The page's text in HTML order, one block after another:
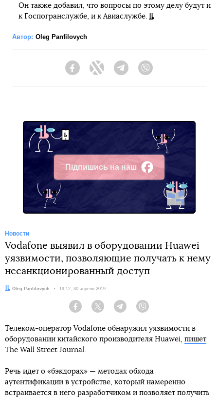
Он также добавил, что вопросы по этому делу будут и
к Госпогранслужбе, и к Авиаслужбе.
Автор: Oleg Panfilovych
FacebookTwitter Telegram
Підпишись на наш
Facebook
Новости
Vodafone выявил в оборудовании Huawei
уязвимости, позволяющие получать к нему
несанкционированный доступ
Автор:
Oleg Panfilovych Дата:
19:12, 30 апреля 2019
Facebook Twitter Telegram
Телеком-оператор Vodafone обнаружил уязвимости в
оборудовании китайского производителя Huawei, пишет
The Wall Street Journal.
Речь идет о «бэкдорах» — методах обхода
аутентификации в устройстве, который намеренно
встраивается в него разработчиком и позволяет получить